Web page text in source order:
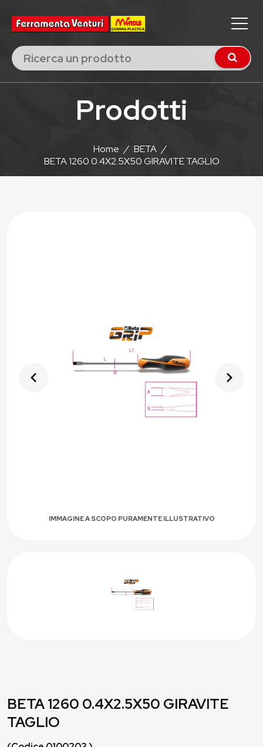
Prodotti
Home / BETA /
BETA 1260 0.4X2.5X50 GIRAVITE TAGLIO
IMMAGINE A SCOPO PURAMENTE ILLUSTRATIVO
BETA 1260 0.4X2.5X50 GIRAVITE
TAGLIO